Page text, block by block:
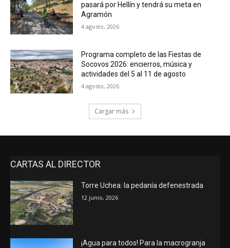
pasará por Hellín y tendrá su meta en
Agramón
4 agosto, 2026
Programa completo de las Fiestas de
Socovos 2026: encierros, música y
actividades del 5 al 11 de agosto
4 agosto, 2026
Cargar más
CARTAS AL DIRECTOR
Torre Uchea: la pedanía defenestrada
12 junio, 2026
¡Agua para todos! Para la macrogranja